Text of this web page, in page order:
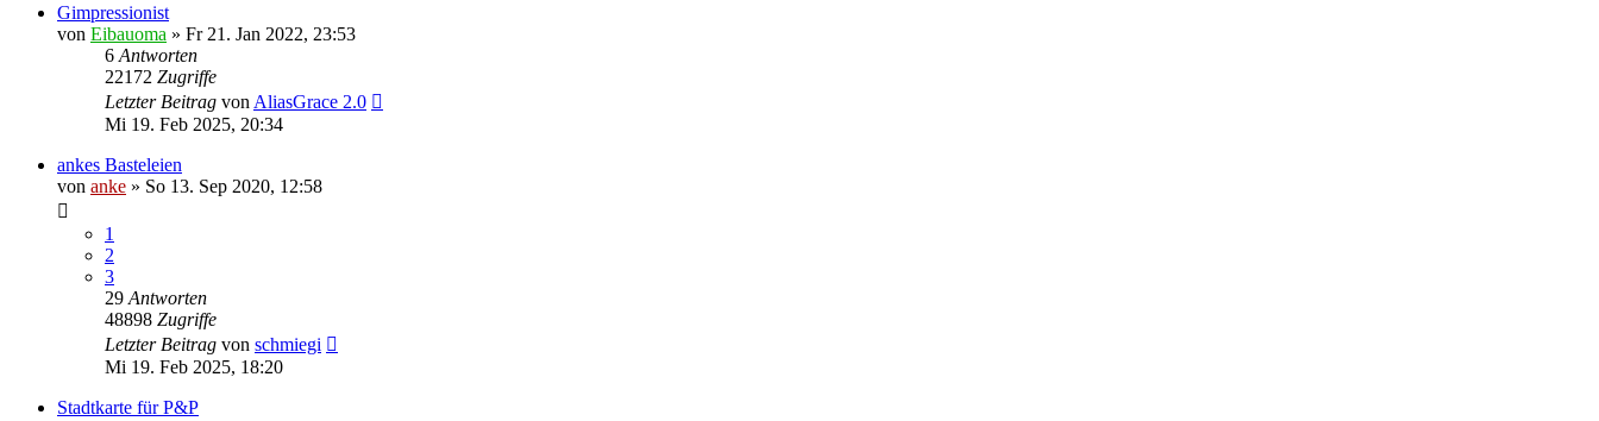
Gimpressionist
von Eibauoma » Fr 21. Jan 2022, 23:53
6 Antworten
22172 Zugriffe
Letzter Beitrag von AliasGrace 2.0
Mi 19. Feb 2025, 20:34
ankes Basteleien
von anke » So 13. Sep 2020, 12:58
1
2
3
29 Antworten
48898 Zugriffe
Letzter Beitrag von schmiegi
Mi 19. Feb 2025, 18:20
Stadtkarte für P&P